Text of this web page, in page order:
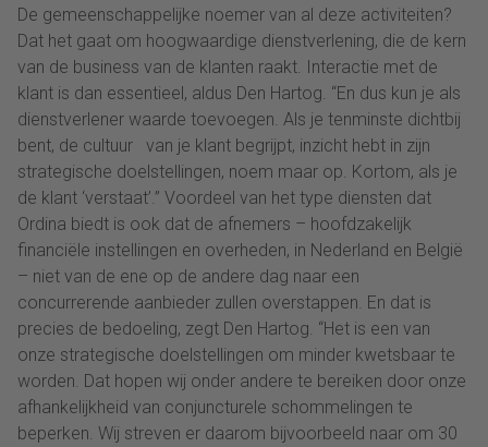
De gemeenschappelijke noemer van al deze activiteiten?
Dat het gaat om hoogwaardige dienstverlening, die de kern
van de business van de klanten raakt. Interactie met de
klant is dan essentieel, aldus Den Hartog. “En dus kun je als
dienstverlener waarde toevoegen. Als je tenminste dichtbij
bent, de cultuur van je klant begrijpt, inzicht hebt in zijn
strategische doelstellingen, noem maar op. Kortom, als je
de klant ‘verstaat’.” Voordeel van het type diensten dat
Ordina biedt is ook dat de afnemers – hoofdzakelijk
financiële instellingen en overheden, in Nederland en België
– niet van de ene op de andere dag naar een
concurrerende aanbieder zullen overstappen. En dat is
precies de bedoeling, zegt Den Hartog. “Het is een van
onze strategische doelstellingen om minder kwetsbaar te
worden. Dat hopen wij onder andere te bereiken door onze
afhankelijkheid van conjuncturele schommelingen te
beperken. Wij streven er daarom bijvoorbeeld naar om 30